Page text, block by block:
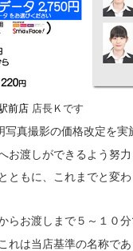
前店 店長Ｋです
真撮影の価格改定を実
お渡しができるよう努
ともに、これまでと変
らお渡しまで５～１０分
れは当店基準の名称で